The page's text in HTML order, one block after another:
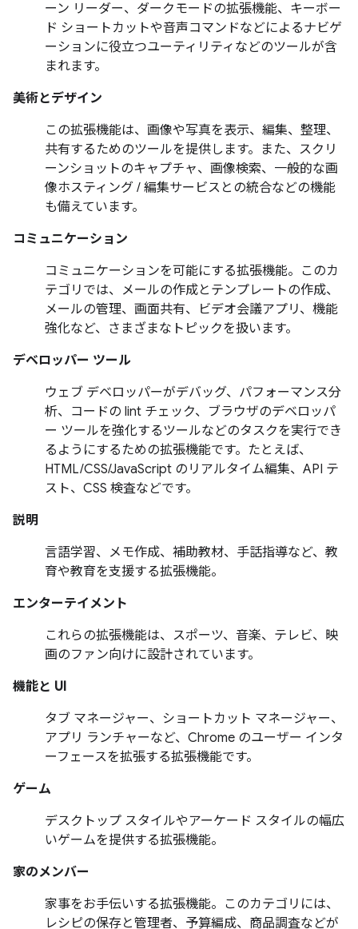
ーン リーダー、ダークモードの拡張機能、キーボー
ド ショートカットや音声コマンドなどによるナビゲ
ーションに役立つユーティリティなどのツールが含
まれます。
美術とデザイン
この拡張機能は、画像や写真を表示、編集、整理、
共有するためのツールを提供します。また、スクリ
ーンショットのキャプチャ、画像検索、一般的な画
像ホスティング / 編集サービスとの統合などの機能
も備えています。
コミュニケーション
コミュニケーションを可能にする拡張機能。このカ
テゴリでは、メールの作成とテンプレートの作成、
メールの管理、画面共有、ビデオ会議アプリ、機能
強化など、さまざまなトピックを扱います。
デベロッパー ツール
ウェブ デベロッパーがデバッグ、パフォーマンス分
析、コードの lint チェック、ブラウザのデベロッパ
ー ツールを強化するツールなどのタスクを実行でき
るようにするための拡張機能です。たとえば、
HTML/CSS/JavaScript のリアルタイム編集、API テ
スト、CSS 検査などです。
説明
言語学習、メモ作成、補助教材、手話指導など、教
育や教育を支援する拡張機能。
エンターテイメント
これらの拡張機能は、スポーツ、音楽、テレビ、映
画のファン向けに設計されています。
機能と UI
タブ マネージャー、ショートカット マネージャー、
アプリ ランチャーなど、Chrome のユーザー インタ
ーフェースを拡張する拡張機能です。
ゲーム
デスクトップ スタイルやアーケード スタイルの幅広
いゲームを提供する拡張機能。
家のメンバー
家事をお手伝いする拡張機能。このカテゴリには、
レシピの保存と管理者、予算編成、商品調査などが